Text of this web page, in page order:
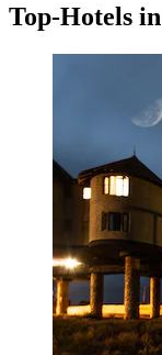
Top-Hotels